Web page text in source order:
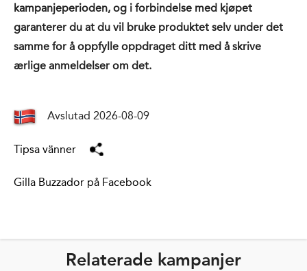
kampanjeperioden, og i forbindelse med kjøpet
garanterer du at du vil bruke produktet selv under det
samme for å oppfylle oppdraget ditt med å skrive
ærlige anmeldelser om det.
Avslutad 2026-08-09
Tipsa vänner
Gilla Buzzador på Facebook
Relaterade kampanjer